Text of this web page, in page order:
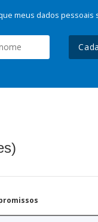
meus dados